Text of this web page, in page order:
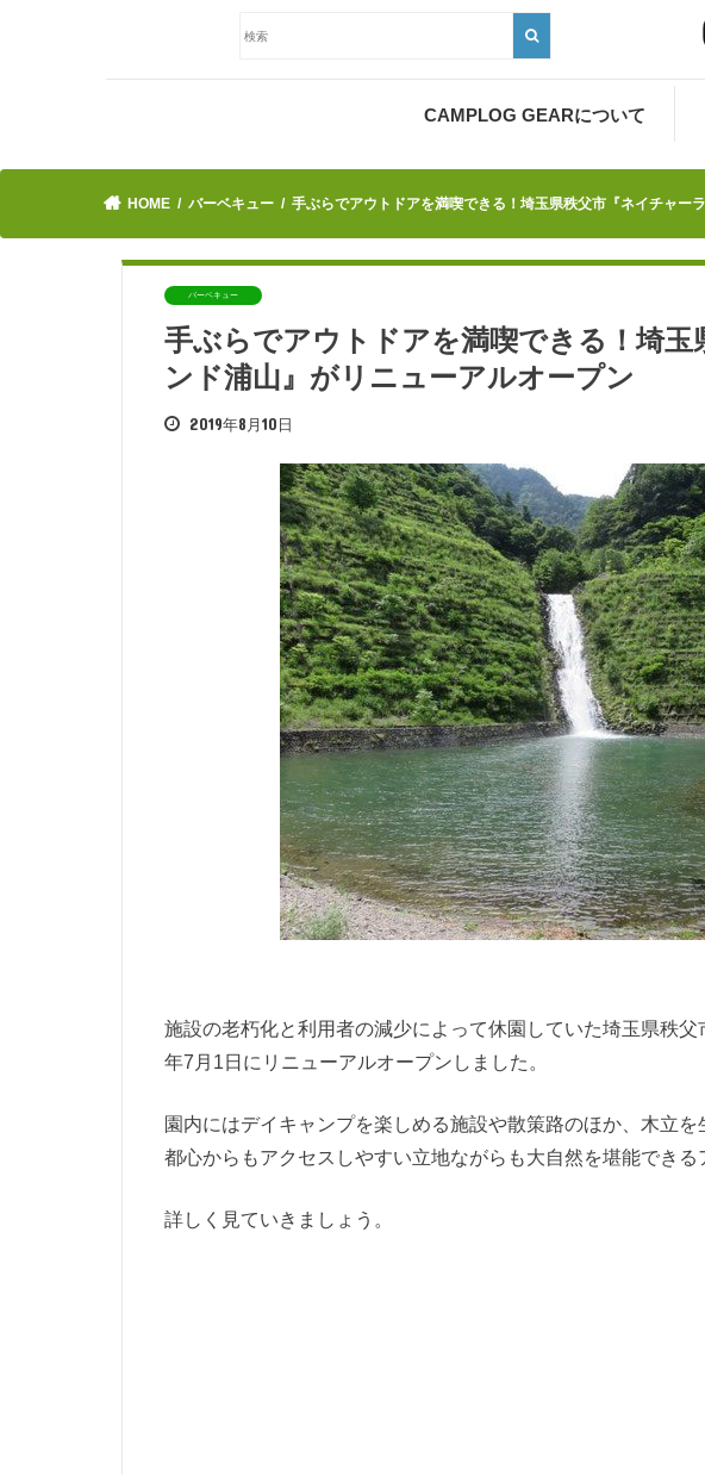
CAMPLOG GEARについて
HOME バーベキュー 手ぶらでアウトドアを満喫できる！埼玉県秩父市『ネイチャー
バーベキュー
手ぶらでアウトドアを満喫できる！埼玉
ンド浦山』がリニューアルオープン
2019年8月10日
施設の老朽化と利用者の減少によって休園していた埼玉県秩父
年7月1日にリニューアルオープンしました。
園内にはデイキャンプを楽しめる施設や散策路のほか、木立を
都心からもアクセスしやすい立地ながらも大自然を堪能できる
詳しく見ていきましょう。